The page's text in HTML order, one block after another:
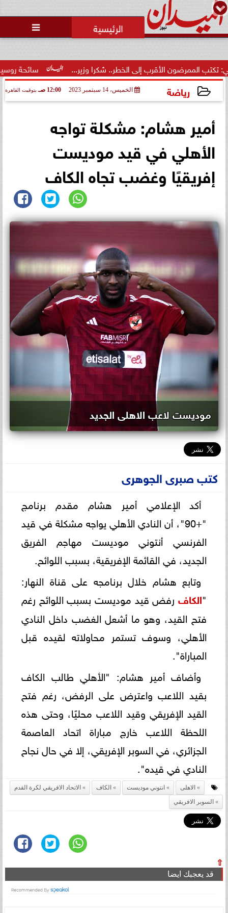

سائحة روسية الأقرب إلى الخطر.. شكرا وزير...
رياضة الخميس، 14 سبتمبر 2023 12:00 صـ بتوقيت القاهرة
أمير هشام: مشكلة تواجه
الأهلي في قيد موديست
إفريقيًا وغضب تجاه الكاف
موديست لاعب الاهلى الجديد
كتب صبرى الجوهرى
أكد الإعلامي أمير هشام مقدم برنامج
"+90"، أن النادي الأهلي يواجه مشكلة في قيد
الفرنسي أنتوني موديست مهاجم الفريق
الجديد، في القائمة الإفريقية، بسبب اللوائح.
وتابع هشام خلال برنامجه على قناة النهار:
"الكاف رفض قيد موديست بسبب اللوائح رغم
فتح القيد، وهو ما أشعل الغضب داخل النادي
الأهلي، وسوف تستمر محاولاته لقيده قبل
المباراة".
وأضاف أمير هشام: "الأهلي طالب الكاف
بقيد اللاعب واعترض على الرفض، رغم فتح
القيد الإفريقي وقيد اللاعب محليًا، وحتى هذه
اللحظة اللاعب خارج مباراة اتحاد العاصمة
الجزائري، في السوبر الإفريقي، إلا في حال نجاح
النادي في قيده".
الاهلى انتوني موديست الكاف
الاتحاد الافريقي لكرة القدم
السوبر الافريقي
⇧
قد يعجبك ايضا